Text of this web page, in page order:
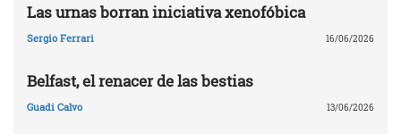
Las urnas borran iniciativa xenofóbica
Sergio Ferrari 16/06/2026
Belfast, el renacer de las bestias
Guadi Calvo 13/06/2026